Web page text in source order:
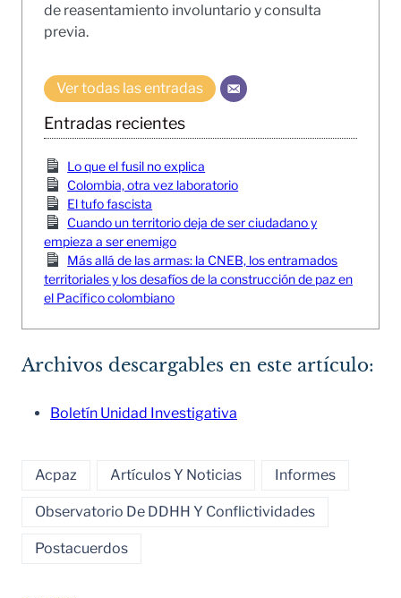
de reasentamiento involuntario y consulta
previa.
Ver todas las entradas
Entradas recientes
Lo que el fusil no explica
Colombia, otra vez laboratorio
El tufo fascista
Cuando un territorio deja de ser ciudadano y
empieza a ser enemigo
Más allá de las armas: la CNEB, los entramados
territoriales y los desafíos de la construcción de paz en
el Pacífico colombiano
Archivos descargables en este artículo:
Boletín Unidad Investigativa
Acpaz Artículos Y Noticias Informes
Observatorio De DDHH Y Conflictividades
Postacuerdos